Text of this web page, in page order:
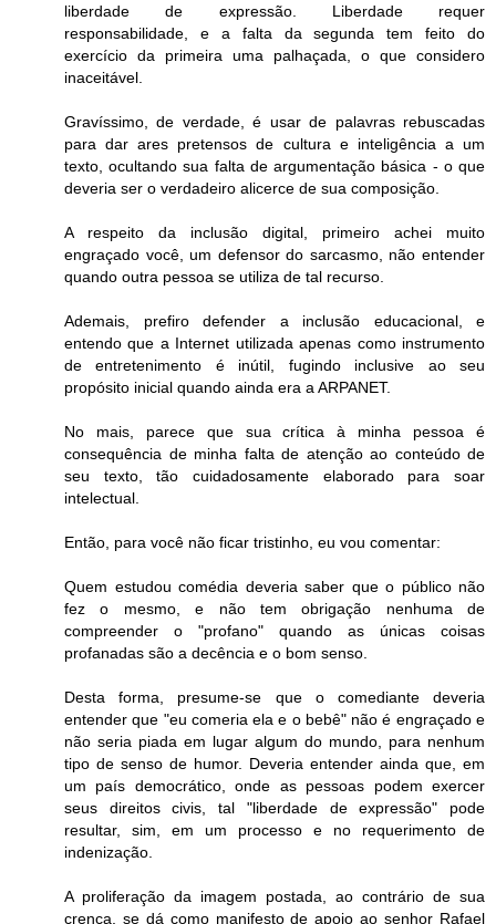
liberdade de expressão. Liberdade requer
responsabilidade, e a falta da segunda tem feito do
exercício da primeira uma palhaçada, o que considero
inaceitável.
Gravíssimo, de verdade, é usar de palavras rebuscadas
para dar ares pretensos de cultura e inteligência a um
texto, ocultando sua falta de argumentação básica - o que
deveria ser o verdadeiro alicerce de sua composição.
A respeito da inclusão digital, primeiro achei muito
engraçado você, um defensor do sarcasmo, não entender
quando outra pessoa se utiliza de tal recurso.
Ademais, prefiro defender a inclusão educacional, e
entendo que a Internet utilizada apenas como instrumento
de entretenimento é inútil, fugindo inclusive ao seu
propósito inicial quando ainda era a ARPANET.
No mais, parece que sua crítica à minha pessoa é
consequência de minha falta de atenção ao conteúdo de
seu texto, tão cuidadosamente elaborado para soar
intelectual.
Então, para você não ficar tristinho, eu vou comentar:
Quem estudou comédia deveria saber que o público não
fez o mesmo, e não tem obrigação nenhuma de
compreender o "profano" quando as únicas coisas
profanadas são a decência e o bom senso.
Desta forma, presume-se que o comediante deveria
entender que "eu comeria ela e o bebê" não é engraçado e
não seria piada em lugar algum do mundo, para nenhum
tipo de senso de humor. Deveria entender ainda que, em
um país democrático, onde as pessoas podem exercer
seus direitos civis, tal "liberdade de expressão" pode
resultar, sim, em um processo e no requerimento de
indenização.
A proliferação da imagem postada, ao contrário de sua
crença, se dá como manifesto de apoio ao senhor Rafael